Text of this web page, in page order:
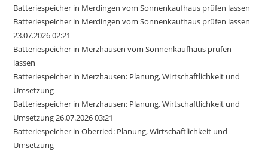
Batteriespeicher in Merdingen vom Sonnenkaufhaus prüfen lassen
Batteriespeicher in Merdingen vom Sonnenkaufhaus prüfen lassen
23.07.2026 02:21
Batteriespeicher in Merzhausen vom Sonnenkaufhaus prüfen
lassen
Batteriespeicher in Merzhausen: Planung, Wirtschaftlichkeit und
Umsetzung
Batteriespeicher in Merzhausen: Planung, Wirtschaftlichkeit und
Umsetzung 26.07.2026 03:21
Batteriespeicher in Oberried: Planung, Wirtschaftlichkeit und
Umsetzung